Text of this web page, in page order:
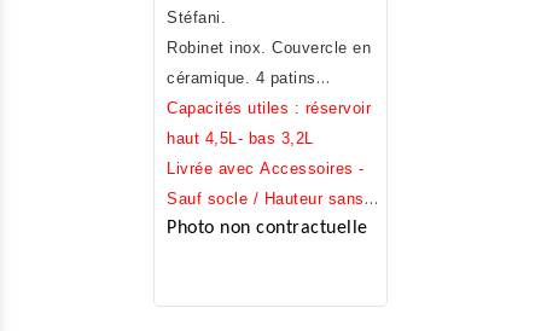
main. Fabrication Française
Stéfani.
Robinet inox. Couvercle en
céramique. 4 patins
(offerts) à disposer sous la
cuve basse.
Capacités utiles : réservoir
haut 4,5L- bas 3,2L
Livrée avec Accessoires -
Sauf socle / Hauteur sans
socle 31cm / Diamètre
Photo non contractuelle